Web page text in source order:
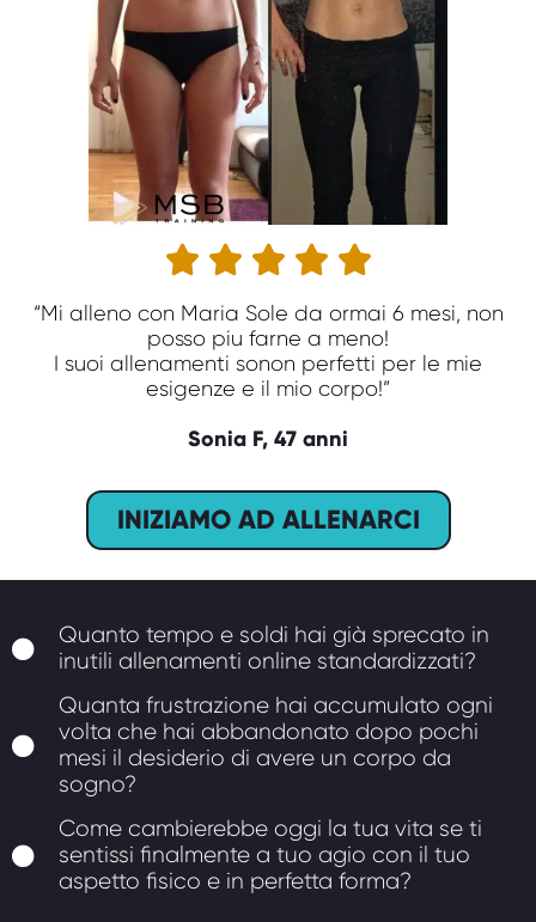
    
“Mi alleno con Maria Sole da ormai 6 mesi, non
posso piu farne a meno!
I suoi allenamenti sonon perfetti per le mie
esigenze e il mio corpo!”
Sonia F, 47 anni
INIZIAMO AD ALLENARCI
Quanto tempo e soldi hai già sprecato in
inutili allenamenti online standardizzati?
Quanta frustrazione hai accumulato ogni
volta che hai abbandonato dopo pochi
mesi il desiderio di avere un corpo da
sogno?
Come cambierebbe oggi la tua vita se ti
sentissi finalmente a tuo agio con il tuo
aspetto fisico e in perfetta forma?